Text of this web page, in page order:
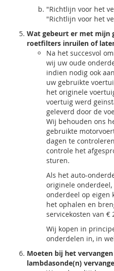
"Richtlijn voor het
"Richtlijn voor het
Wat gebeurt er met mijn
roetfilters inruilen of
Na het succesvol
wij uw oude
indien nodig ook
uw gebruikte
het originele
voertuig werd
geleverd door de
Wij behouden ons
gebruikte
dagen te
controle het
sturen.
Als het auto-
originele
onderdeel op eigen
het ophalen en
servicekosten van €
Wij kopen in
onderdelen in, in
Moeten bij het vervangen
lambdasonde(n)